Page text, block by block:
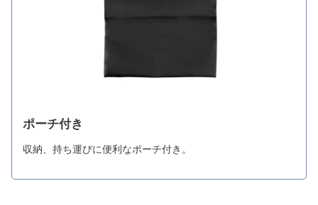
ポーチ付き
収納、持ち運びに便利なポーチ付き。